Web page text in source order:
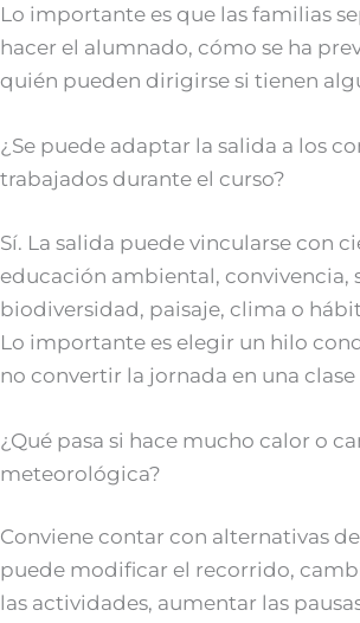
Lo importante es que las familias
hacer el alumnado, cómo se ha
quién pueden dirigirse si tienen
¿Se puede adaptar la salida a los
trabajados durante el curso?
Sí. La salida puede vincularse con
educación ambiental, convivencia,
biodiversidad, paisaje, clima o
Lo importante es elegir un hilo
no convertir la jornada en una clase
¿Qué pasa si hace mucho calor o
meteorológica?
Conviene contar con alternativas
puede modificar el recorrido,
las actividades, aumentar las